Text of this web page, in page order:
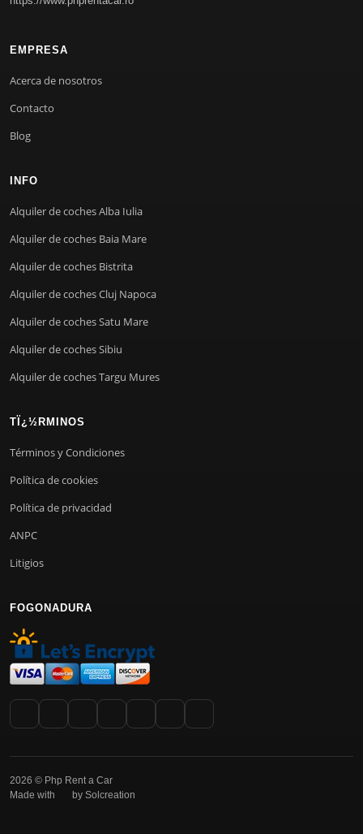
EMPRESA
Acerca de nosotros
Contacto
Blog
INFO
Alquiler de coches Alba Iulia
Alquiler de coches Baia Mare
Alquiler de coches Bistrita
Alquiler de coches Cluj Napoca
Alquiler de coches Satu Mare
Alquiler de coches Sibiu
Alquiler de coches Targu Mures
TÏ¿½RMINOS
Términos y Condiciones
Política de cookies
Política de privacidad
ANPC
Litigios
FOGONADURA
2026 © Php Rent a Car
Made with
by Solcreation